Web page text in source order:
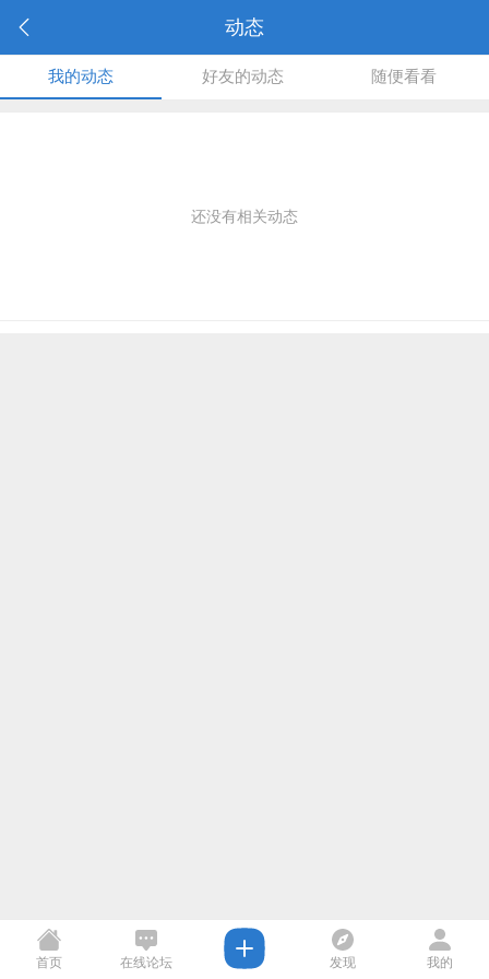
动态
我的动态 好友的动态 随便看看
还没有相关动态
首页 在线论坛 发现 我的